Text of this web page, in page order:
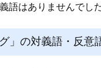
語はありませんでした
」の対義語・反意